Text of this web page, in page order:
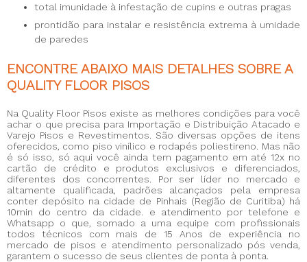
total imunidade à infestação de cupins e outras pragas
prontidão para instalar e resistência extrema à umidade
de paredes
ENCONTRE ABAIXO MAIS DETALHES SOBRE A
QUALITY FLOOR PISOS
Na Quality Floor Pisos existe as melhores condições para você
achar o que precisa para Importação e Distribuição Atacado e
Varejo Pisos e Revestimentos. São diversas opções de itens
oferecidos, como piso vinílico e rodapés poliestireno. Mas não
é só isso, só aqui você ainda tem pagamento em até 12x no
cartão de crédito e produtos exclusivos e diferenciados,
diferentes dos concorrentes. Por ser líder no mercado e
altamente qualificada, padrões alcançados pela empresa
conter depósito na cidade de Pinhais (Região de Curitiba) há
10min do centro da cidade. e atendimento por telefone e
Whatsapp o que, somado a uma equipe com profissionais
todos técnicos com mais de 15 Anos de experiência no
mercado de pisos e atendimento personalizado pós venda,
garantem o sucesso de seus clientes de ponta à ponta.